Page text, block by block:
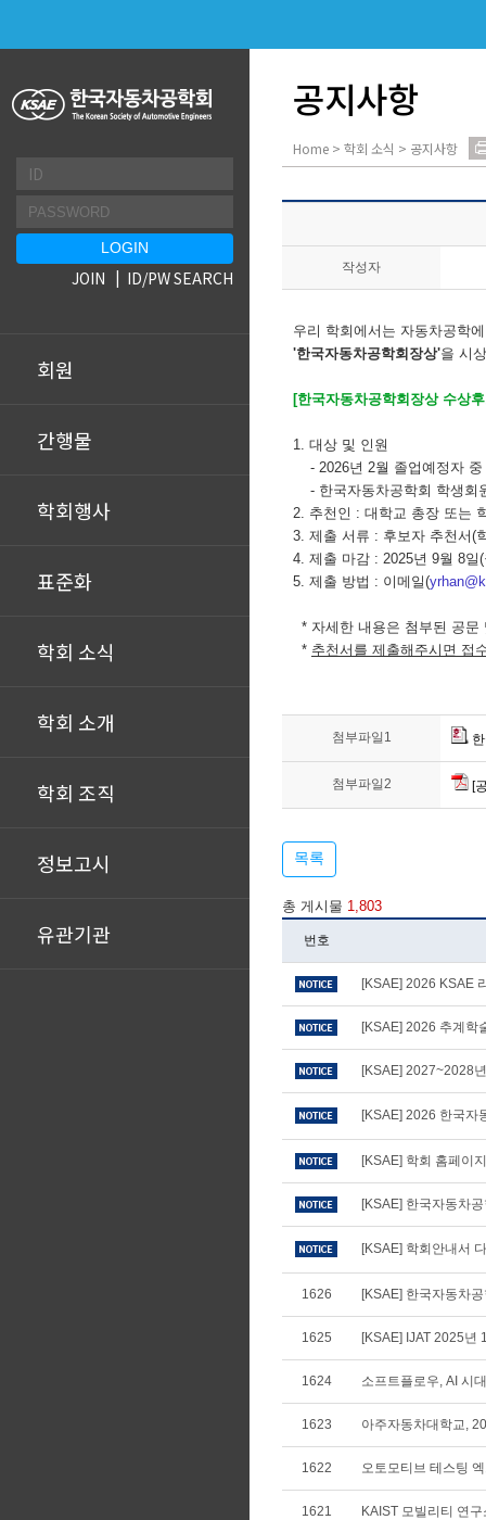
회원
간행물
학회행사
표준화
학회 소식
학회 소개
학회 조직
정보고시
유관기관
JOIN ID/PW SEARCH
공지사항
Home > 학회 소식 > 공지사항
작성자
우리 학회에서는 자동차공학
'한국자동차공학회장상'을 시
[한국자동차공학회장상 수상
1. 대상 및 인원
- 2026년 2월 졸업예정자
- 한국자동차공학회 학생회
2. 추천인 : 대학교 총장 또는
3. 제출 서류 : 후보자 추천서(
4. 제출 마감 : 2025년 9월 8일
5. 제출 방법 : 이메일(yrhan
* 자세한 내용은 첨부된 공문
* 추천서를 제출해주시면 접
첨부파일1
첨부파일2 [
목록
총 게시물 1,803
번호
[KSAE] 2026 KSAE
[KSAE] 2026 추계학
[KSAE] 2027~2028
[KSAE] 2026 한국자
[KSAE] 학회 홈페이
[KSAE] 한국자동차
[KSAE] 학회안내서
1626 [KSAE] 한국자동차
1625 [KSAE] IJAT 2025년
1624 소프트플로우, AI 시
1623 아주자동차대학교,
1622 오토모티브 테스팅
1621 KAIST 모빌리티 연